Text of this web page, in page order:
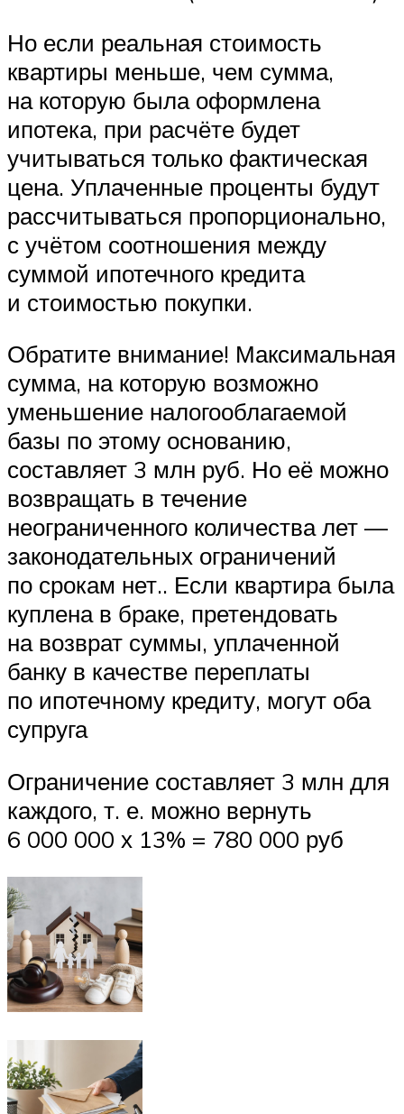
Но если реальная стоимость
квартиры меньше, чем сумма,
на которую была оформлена
ипотека, при расчёте будет
учитываться только фактическая
цена. Уплаченные проценты будут
рассчитываться пропорционально,
с учётом соотношения между
суммой ипотечного кредита
и стоимостью покупки.
Обратите внимание! Максимальная
сумма, на которую возможно
уменьшение налогооблагаемой
базы по этому основанию,
составляет 3 млн руб. Но её можно
возвращать в течение
неограниченного количества лет —
законодательных ограничений
по срокам нет.. Если квартира была
куплена в браке, претендовать
на возврат суммы, уплаченной
банку в качестве переплаты
по ипотечному кредиту, могут оба
супруга
Ограничение составляет 3 млн для
каждого, т. е. можно вернуть
6 000 000 х 13% = 780 000 руб